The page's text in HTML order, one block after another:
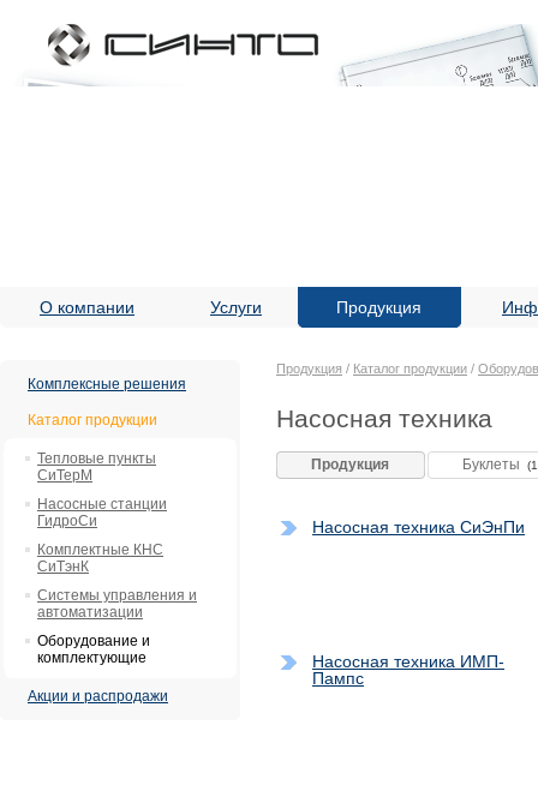
О компании Услуги Продукция
Комплексные решения
Каталог продукции
Тепловые пункты
СиТерМ
Насосные станции
ГидроСи
Комплектные КНС
СиТэнК
Системы управления и
автоматизации
Оборудование и
комплектующие
Акции и распродажи
Продукция / Каталог продукции /
Насосная техника
Продукция Буклеты
Насосная техника СиЭнПи
Насосная техника ИМП-
Пампс